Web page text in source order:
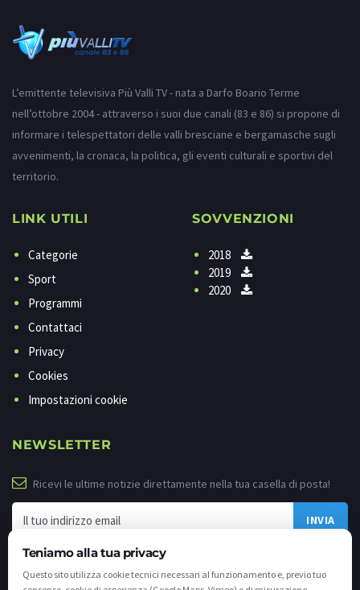
Teniamo alla tua privacy
Questo sito utilizza cookie tecnici necessari al funzionamento e, previo tuo
L’emittente televisiva Più Valli TV - nata a Darfo Boario Terme
nell’ottobre 2004 - attraverso i suoi due canali (83 e 86) si propone di
informare i telespettatori delle valli bresciane e bergamasche sugli
avvenimenti, la cronaca, la politica, gli eventi culturali e sportivi del
territorio.
LINK UTILI
Categorie
Sport
Programmi
Contattaci
Privacy
Cookies
Impostazioni cookie
SOVVENZIONI
2018
2019
2020
NEWSLETTER
Ricevi le ultime notizie direttamente nella tua casella di posta!